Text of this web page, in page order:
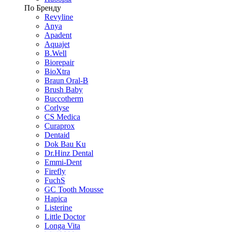
По Бренду
Revyline
Anya
Apadent
Aquajet
B.Well
Biorepair
BioXtra
Braun Oral-B
Brush Baby
Buccotherm
Corlyse
CS Medica
Curaprox
Dentaid
Dok Bau Ku
Dr.Hinz Dental
Emmi-Dent
Firefly
FuchS
GC Tooth Mousse
Hapica
Listerine
Little Doctor
Longa Vita